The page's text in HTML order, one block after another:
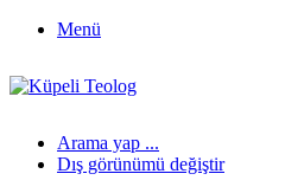
Menü
Arama yap ...
Dış görünümü değiştir